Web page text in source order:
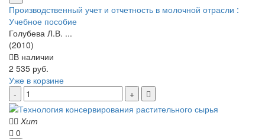
Производственный учет и отчетность в молочной отрасли :
Учебное пособие
Голубева Л.В. ...
(2010)
В наличии
2 535 руб.
Уже в корзине
Хит
0